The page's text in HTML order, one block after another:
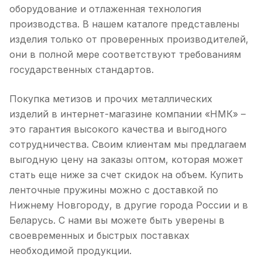
оборудование и отлаженная технология
производства. В нашем каталоге представлены
изделия только от проверенных производителей,
они в полной мере соответствуют требованиям
государственных стандартов.
Покупка метизов и прочих металлических
изделий в интернет-магазине компании «НМК» –
это гарантия высокого качества и выгодного
сотрудничества. Своим клиентам мы предлагаем
выгодную цену на заказы оптом, которая может
стать еще ниже за счет скидок на объем. Купить
ленточные пружины можно с доставкой по
Нижнему Новгороду, в другие города России и в
Беларусь. С нами вы можете быть уверены в
своевременных и быстрых поставках
необходимой продукции.